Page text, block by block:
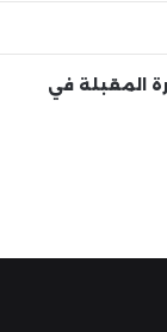
المقبلة في